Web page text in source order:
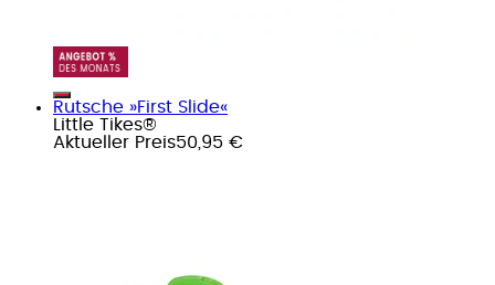
Rutsche »First Slide«
Little Tikes®
Aktueller Preis50,95 €